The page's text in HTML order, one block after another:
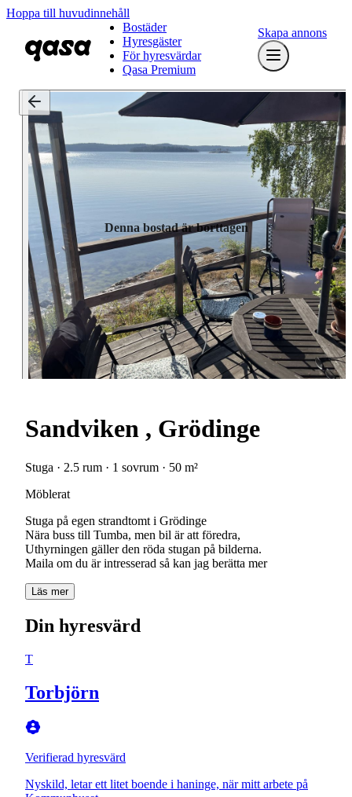
Hoppa till huvudinnehåll
Bostäder
Hyresgäster
För hyresvärdar
Qasa Premium
Skapa annons
Denna bostad är borttagen
Sandviken , Grödinge
Stuga · 2.5 rum · 1 sovrum · 50 m²
Möblerat
Stuga på egen strandtomt i Grödinge
Nära buss till Tumba, men bil är att föredra,
Uthyrningen gäller den röda stugan på bilderna.
Läs mer
Din hyresvärd
T
Torbjörn
Verifierad hyresvärd
Nyskild, letar ett litet boende i haninge, när mitt arbete på